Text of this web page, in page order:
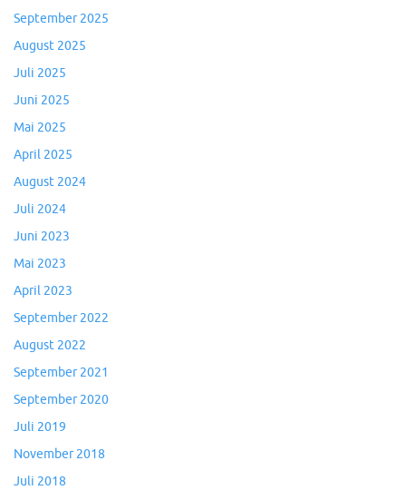
September 2025
August 2025
Juli 2025
Juni 2025
Mai 2025
April 2025
August 2024
Juli 2024
Juni 2023
Mai 2023
April 2023
September 2022
August 2022
September 2021
September 2020
Juli 2019
November 2018
Juli 2018